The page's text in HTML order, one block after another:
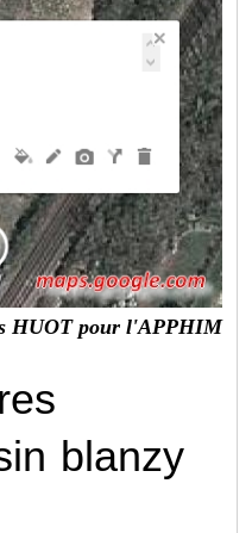
HUOT pour l'APPHIM
blanzy